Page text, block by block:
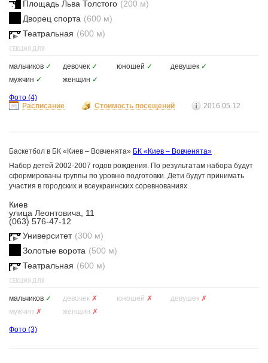
Площадь Льва Толстого (200 м)
Дворец спорта (600 м)
Театральная (600 м)
СЕКЦИЯ ДЛЯ
мальчиков ✓ девочек ✓ юношей ✓ девушек ✓
мужчин ✓ женщин ✓
Фото (4)
Расписание
Стоимость посещений 2016.05.12
Баскетбол в БК «Киев – Вовченята» БК «Киев – Вовченята»
Набор детей 2002-2007 годов рождения. По результатам набора будут
сформированы группы по уровню подготовки. Дети будут принимать
участия в городских и всеукраинских соревнованиях .
Киев
улица Леонтовича, 11
(063) 576-47-12
Университет (300 м)
Золотые ворота (500 м)
Театральная (600 м)
СЕКЦИЯ ДЛЯ
мальчиков ✓ девочек ✗ юношей ✗ девушек ✗
мужчин ✗ женщин ✗
Фото (3)